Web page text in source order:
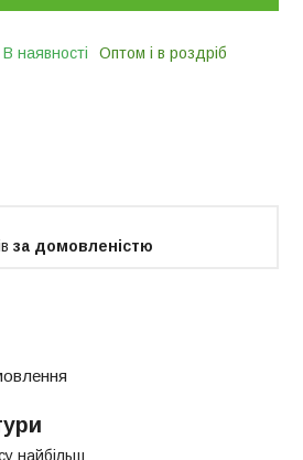
В наявності Оптом і в роздріб
за домовленістю
найбільш